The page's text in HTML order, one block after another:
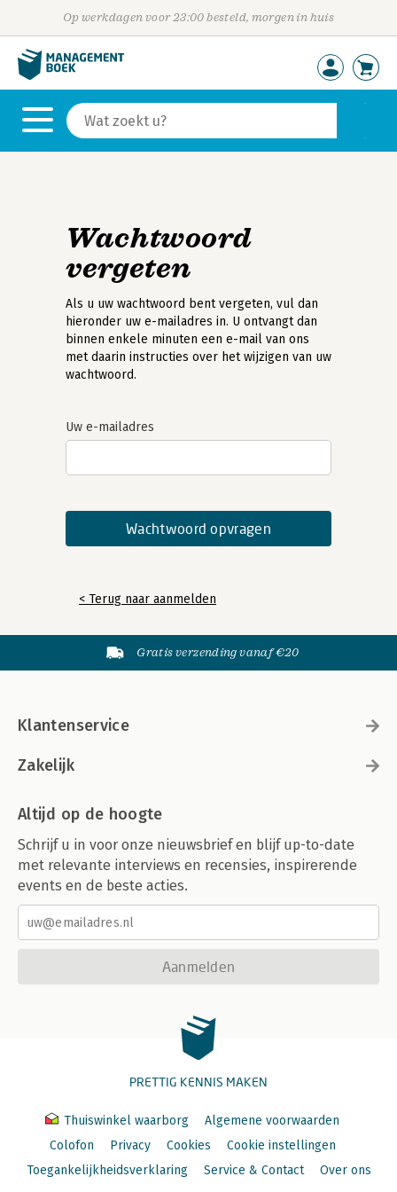
Op werkdagen voor 23:00 besteld, morgen in huis
Wachtwoord
vergeten
Als u uw wachtwoord bent vergeten, vul dan
hieronder uw e-mailadres in. U ontvangt dan
binnen enkele minuten een e-mail van ons
met daarin instructies over het wijzigen van uw
wachtwoord.
Uw e-mailadres
< Terug naar aanmelden
Gratis verzending vanaf €20
Klantenservice
Zakelijk
Altijd op de hoogte
Schrijf u in voor onze nieuwsbrief en blijf up-to-date
met relevante interviews en recensies, inspirerende
events en de beste acties.
Aanmelden
PRETTIG KENNIS MAKEN
Thuiswinkel waarborg
Algemene voorwaarden
Colofon
Privacy Cookies
Cookie instellingen
Toegankelijkheidsverklaring
Service & Contact Over ons